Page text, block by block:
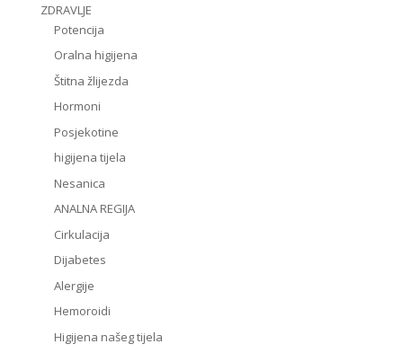
ZDRAVLJE
Potencija
Oralna higijena
Štitna žlijezda
Hormoni
Posjekotine
higijena tijela
Nesanica
ANALNA REGIJA
Cirkulacija
Dijabetes
Alergije
Hemoroidi
Higijena našeg tijela